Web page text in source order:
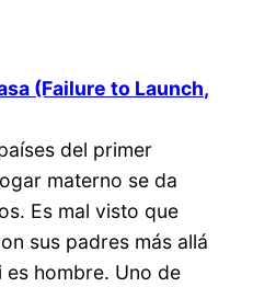
(Failure to Launch,
del primer
materno se da
Es mal visto que
sus padres más allá
hombre. Uno de